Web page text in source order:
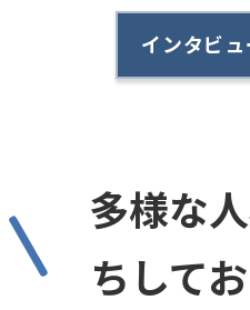
インタビ
多様な
ちして